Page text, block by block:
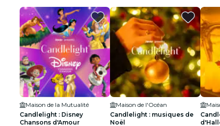
Maison de la Mutualité
Candlelight : Disney
Chansons d'Amour
Maison de l'Océan
Candlelight : musiques de
Noël